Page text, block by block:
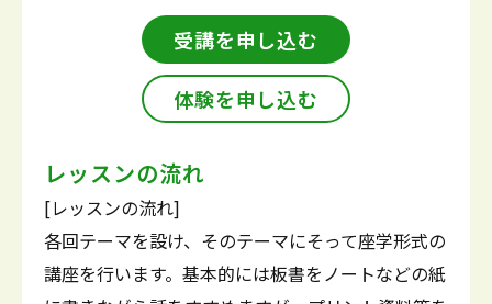
受講を申し込む
体験を申し込む
レッスンの流れ
[レッスンの流れ]
各回テーマを設け、そのテーマにそって座学形式の
講座を行います。基本的には板書をノートなどの紙